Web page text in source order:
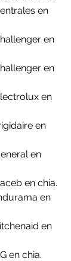
en
en
en
en
en
en
en chia.
en
en
en chia.